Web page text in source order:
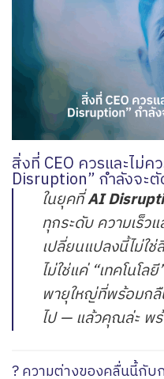
สิ่งที่ CEO ควรและไม่ค
Disruption” กำลังจะ
ในยุคที่AI
ทุกระดับ ความเร็ว
เปลี่ยนแปลงนี้ไม่ใ
ไม่ใช่แค่ “เทคโนโ
พายุใหญ่ที่พร้อมกลื
ไป — แล้วคุณล่ะ พ
? ความต่างของคลื่นนี้กับ